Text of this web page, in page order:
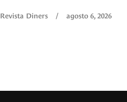
Revista Diners / agosto 6, 2026